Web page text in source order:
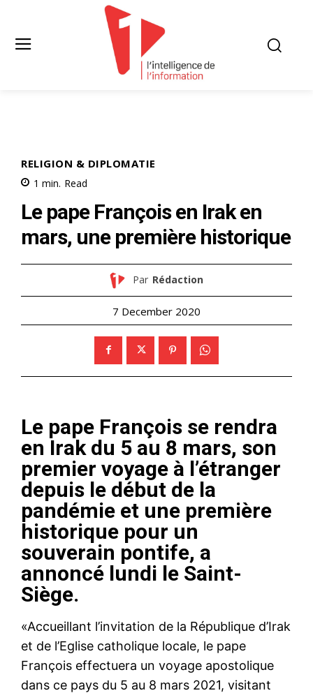
RELIGION & DIPLOMATIE
1 min. Read
Le pape François en Irak en
mars, une première historique
Par Rédaction
7 December 2020
Le pape François se rendra
en Irak du 5 au 8 mars, son
premier voyage à l’étranger
depuis le début de la
pandémie et une première
historique pour un
souverain pontife, a
annoncé lundi le Saint-
Siège.
«Accueillant l’invitation de la République d’Irak
et de l’Eglise catholique locale, le pape
François effectuera un voyage apostolique
dans ce pays du 5 au 8 mars 2021, visitant